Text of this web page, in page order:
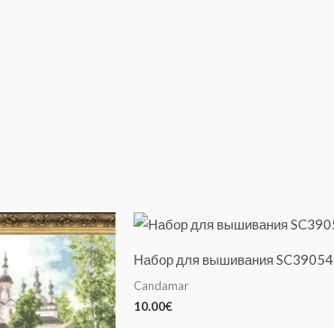
Набор для вышивания SC39054
Candamar
10.00€